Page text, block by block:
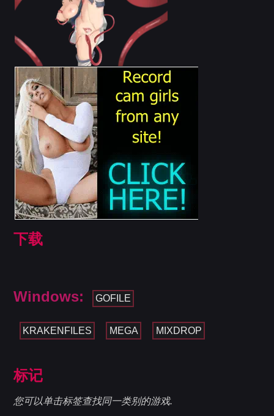
下载
Windows: GOFILE
KRAKENFILES MEGA MIXDROP
标记
您可以单击标签查找同一类别的游戏.